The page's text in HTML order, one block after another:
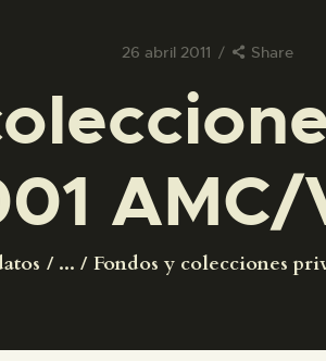
26 abril 2011 Share
AMC/
... Fondos y colecciones